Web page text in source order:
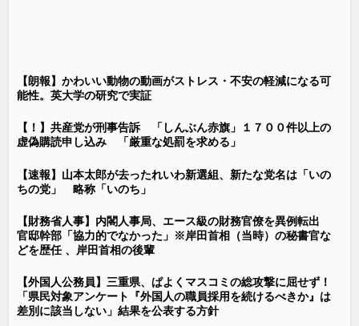
【朗報】かわいい動物の動画がストレス・不安の軽減になる可
能性。英大学の研究で実証
【！】共産党が刑事告訴 「しんぶん赤旗」１７００件以上の
虚偽購読申し込み 「厳重な処罰を求める」
【速報】山本太郎が去ったれいわ新選組、新たな党名は「いの
ちの党」 略称「いのち」
【財務省人事】内閣人事局、エース級の財務官僚を異例転出
官邸幹部「協力的でなかった」※岸田首相（当時）の秘書官な
どを歴任 、岸田首相の後輩
【外国人公務員】三重県、ぱよくマスコミの総攻撃に屈せず！
「県民対象アンケート『外国人の職員採用を続けるべきか』は
差別に該当しない」結果を公表する方針